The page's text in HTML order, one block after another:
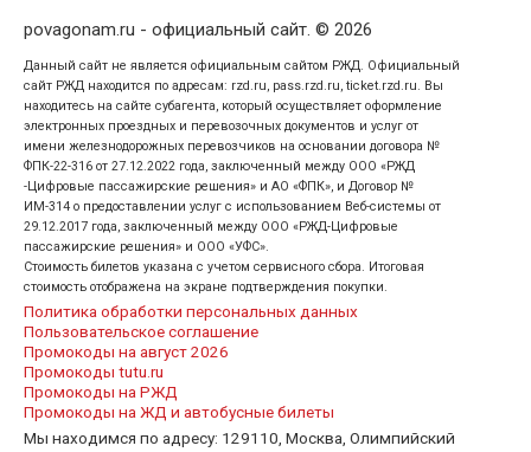
povagonam.ru - официальный сайт. © 2026
Данный сайт не является официальным сайтом РЖД. Официальный
сайт РЖД находится по адресам: rzd.ru, pass.rzd.ru, ticket.rzd.ru. Вы
находитесь на сайте субагента, который осуществляет оформление
электронных проездных и перевозочных документов и услуг от
имени железнодорожных перевозчиков на основании договора №
ФПК-22-316 от 27.12.2022 года, заключенный между ООО «РЖД
-Цифровые пассажирские решения» и АО «ФПК», и Договор №
ИМ-314 о предоставлении услуг с использованием Веб-системы от
29.12.2017 года, заключенный между ООО «РЖД-Цифровые
пассажирские решения» и ООО «УФС».
Стоимость билетов указана с учетом сервисного сбора. Итоговая
стоимость отображена на экране подтверждения покупки.
Политика обработки персональных данных
Пользовательское соглашение
Промокоды на август 2026
Промокоды tutu.ru
Промокоды на РЖД
Промокоды на ЖД и автобусные билеты
Мы находимся по адресу: 129110, Москва, Олимпийский